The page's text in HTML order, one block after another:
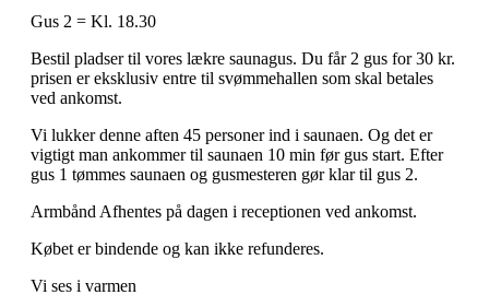
Gus 2 = Kl. 18.30
Bestil pladser til vores lækre saunagus. Du får 2 gus for 30 kr.
prisen er eksklusiv entre til svømmehallen som skal betales
ved ankomst.
Vi lukker denne aften 45 personer ind i saunaen. Og det er
vigtigt man ankommer til saunaen 10 min før gus start. Efter
gus 1 tømmes saunaen og gusmesteren gør klar til gus 2.
Armbånd Afhentes på dagen i receptionen ved ankomst.
Købet er bindende og kan ikke refunderes.
Vi ses i varmen